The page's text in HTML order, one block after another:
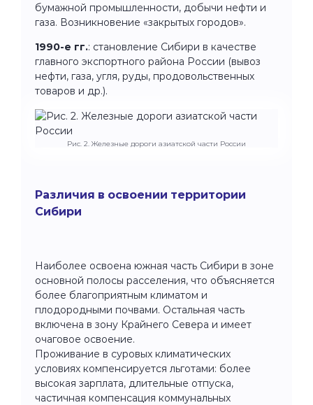
бумажной промышленности, добычи нефти и
газа. Возникновение «закрытых городов».
1990-е гг.: становление Сибири в качестве
главного экспортного района России (вывоз
нефти, газа, угля, руды, продовольственных
товаров и др.).
Рис. 2. Железные дороги азиатской части России
Различия в освоении территории
Сибири
Наиболее освоена южная часть Сибири в зоне
основной полосы расселения, что объясняется
более благоприятным климатом и
плодородными почвами. Остальная часть
включена в зону Крайнего Севера и имеет
очаговое освоение.
Проживание в суровых климатических
условиях компенсируется льготами: более
высокая зарплата, длительные отпуска,
частичная компенсация коммунальных